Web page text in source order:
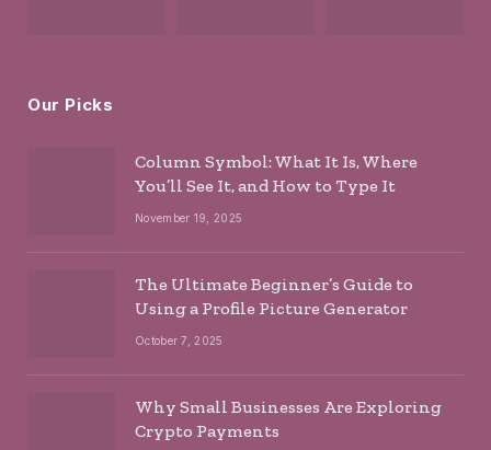
Our Picks
Column Symbol: What It Is, Where
You’ll See It, and How to Type It
November 19, 2025
The Ultimate Beginner’s Guide to
Using a Profile Picture Generator
October 7, 2025
Why Small Businesses Are Exploring
Crypto Payments